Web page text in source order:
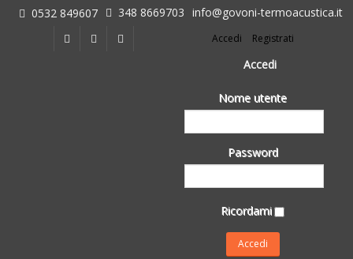
0532 849607 348 8669703 info@govoni-termoacustica.it
Accedi Registrati
Accedi
Nome utente
Password
Ricordami
L'azienda
Chi siamo
Fasi della Ricostruzione Post Terremoto
Impermeabilizzanti per l'edilizia
Isolanti Termici, cartongesso e sistemi a secco